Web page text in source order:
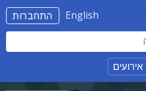
התחברות English
אירועים